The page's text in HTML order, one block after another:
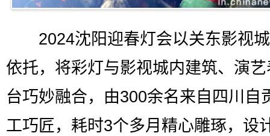
2024沈阳迎春灯会以关东影视
依托，将彩灯与影视城内建筑、演
台巧妙融合，由300余名来自四川自
工巧匠，耗时3个多月精心雕琢，设